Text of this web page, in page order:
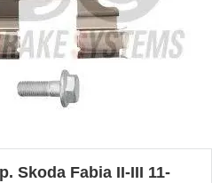
Skoda Fabia II-III 11-